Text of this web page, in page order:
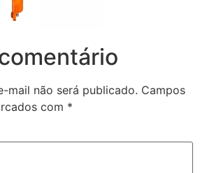
mail não será publicado. Campos
com *